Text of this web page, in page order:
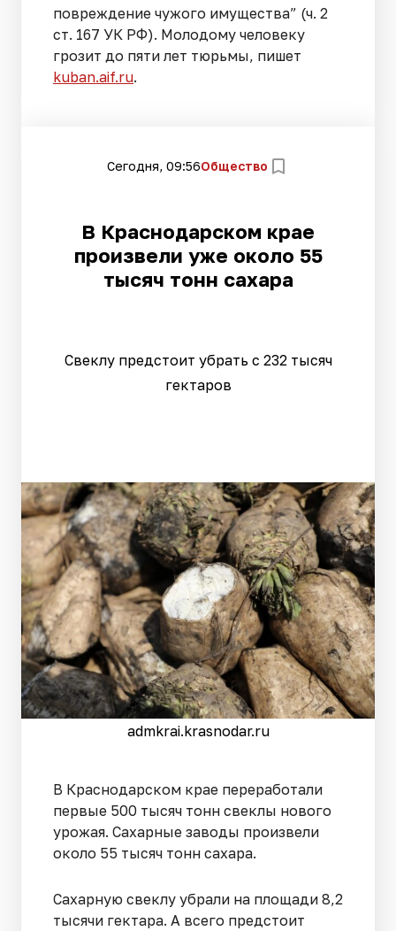
повреждение чужого имущества” (ч. 2
ст. 167 УК РФ). Молодому человеку
грозит до пяти лет тюрьмы, пишет
kuban.aif.ru.
Сегодня, 09:56Общество
В Краснодарском крае
произвели уже около 55
тысяч тонн сахара
Свеклу предстоит убрать с 232 тысяч
гектаров
admkrai.krasnodar.ru
В Краснодарском крае переработали
первые 500 тысяч тонн свеклы нового
урожая. Сахарные заводы произвели
около 55 тысяч тонн сахара.
Сахарную свеклу убрали на площади 8,2
тысячи гектара. А всего предстоит